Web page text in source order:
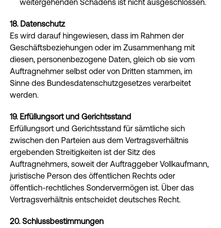
weitergehenden Schadens ist nicht ausgeschlossen.
18. Datenschutz
Es wird darauf hingewiesen, dass im Rahmen der
Geschäftsbeziehungen oder im Zusammenhang mit
diesen, personenbezogene Daten, gleich ob sie vom
Auftragnehmer selbst oder von Dritten stammen, im
Sinne des Bundesdatenschutzgesetzes verarbeitet
werden.
19. Erfüllungsort und Gerichtsstand
Erfüllungsort und Gerichtsstand für sämtliche sich
zwischen den Parteien aus dem Vertragsverhältnis
ergebenden Streitigkeiten ist der Sitz des
Auftragnehmers, soweit der Auftraggeber Vollkaufmann,
juristische Person des öffentlichen Rechts oder
öffentlich-rechtliches Sondervermögen ist. Über das
Vertragsverhältnis entscheidet deutsches Recht.
20. Schlussbestimmungen